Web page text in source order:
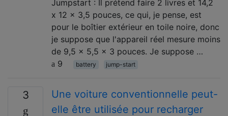
Jumpstart : Il prétend faire 2 livres et 14,2
x 12 x 3,5 pouces, ce qui, je pense, est
pour le boîtier extérieur en toile noire, donc
je suppose que l'appareil réel mesure moins
de 9,5 x 5,5 x 3 pouces. Je suppose …
9
battery jump-start
3
Une voiture conventionnelle peut-
elle être utilisée pour recharger